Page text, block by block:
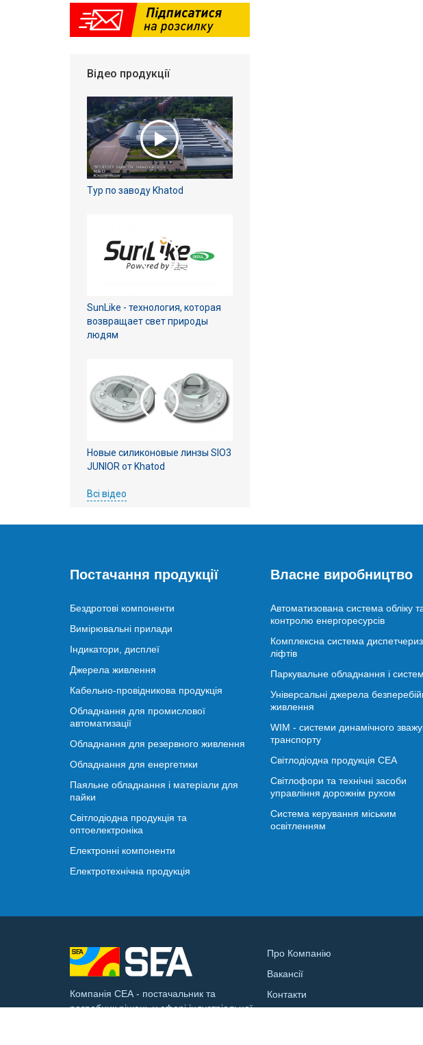
Відео продукції
Тур по заводу Khatod
SunLike - технология, которая
возвращает свет природы
людям
Новые силиконовые линзы SIO3
JUNIOR от Khatod
Всі відео
Постачання продукції
Бездротові компоненти
Вимірювальні прилади
Індикатори, дисплеї
Джерела живлення
Кабельно-провідникова продукція
Обладнання для промислової
автоматизації
Обладнання для резервного живлення
Обладнання для енергетики
Паяльне обладнання і матеріали для
пайки
Світлодіодна продукція та
оптоелектроніка
Електронні компоненти
Електротехнічна продукція
Власне виробництво
Автоматизована система обліку
контролю енергоресурсів
Комплексна система
ліфтів
Паркувальне обладнання і
Універсальні джерела
живлення
WIM - системи динамічного
транспорту
Світлодіодна продукція СЕА
Світлофори та технічні засоби
управління дорожнім рухом
Система керування міським
освітленням
Компанія СЕА - постачальник та
розробник рішень у сфері індустріальної
Про Компанію
Вакансії
Контакти